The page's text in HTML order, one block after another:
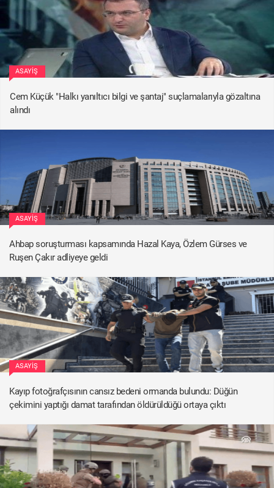
ASAYIŞ
Cem Küçük "Halkı yanıltıcı bilgi ve şantaj" suçlamalarıyla gözaltına
alındı
ASAYIŞ
Ahbap soruşturması kapsamında Hazal Kaya, Özlem Gürses ve
Ruşen Çakır adliyeye geldi
ASAYIŞ
Kayıp fotoğrafçısının cansız bedeni ormanda bulundu: Düğün
çekimini yaptığı damat tarafından öldürüldüğü ortaya çıktı